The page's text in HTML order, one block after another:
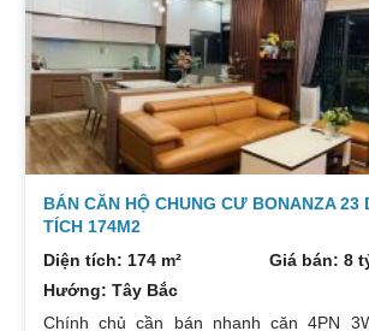
đẹp. Liên hệ : 0832133366
BÁN CĂN HỘ CHUNG CƯ BONANZA 23
TÍCH 174M2
Diện tích: 174 m²
Giá bán: 8
Hướng: Tây Bắc
Chính chủ cần bán nhanh căn 4PN